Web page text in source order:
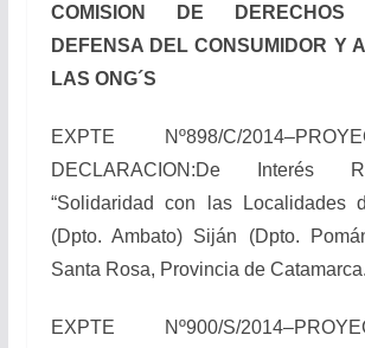
COMISION DE DERECHOS
DEFENSA DEL CONSUMIDOR Y
LAS ONG´S
EXPTE Nº898/C/
DECLARACION:De Interés
“Solidaridad con las Localidades
(Dpto. Ambato) Siján (Dpto.
Santa Rosa, Provincia de Catamarca.
EXPTE Nº900/S/